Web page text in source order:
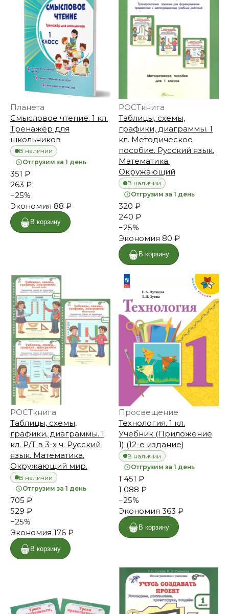
Планета
Смысловое чтение. 1 кл.
Тренажёр для
школьников
В наличии
Отгрузим за 1 день
351 ₽
263 ₽
−25%
Экономия 88 ₽
В корзину
РОСТкнига
Таблицы, схемы,
графики, диаграммы. 1
кл. Методическое
пособие. Русский язык.
Математика.
Окружающий
В наличии
Отгрузим за 1 день
320 ₽
240 ₽
−25%
Экономия 80 ₽
В корзину
РОСТкнига
Таблицы, схемы,
графики, диаграммы. 1
кл. Р/Т в 3-х ч. Русский
язык. Математика.
Окружающий мир.
В наличии
Отгрузим за 1 день
705 ₽
529 ₽
−25%
Экономия 176 ₽
В корзину
Просвещение
Технология. 1 кл.
Учебник (Приложение
1) (12-е издание)
В наличии
Отгрузим за 1 день
1 451 ₽
1 088 ₽
−25%
Экономия 363 ₽
В корзину